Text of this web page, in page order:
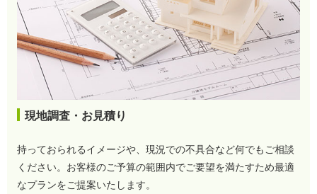
現地調査・お見積り
持っておられるイメージや、現況での不具合など何でもご相談
ください。お客様のご予算の範囲内でご要望を満たすため最適
なプランをご提案いたします。